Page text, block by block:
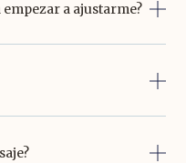
a ajustarme?